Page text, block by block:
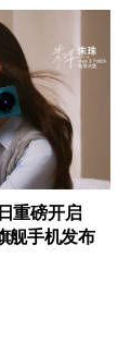
重磅开启
舰手机发布